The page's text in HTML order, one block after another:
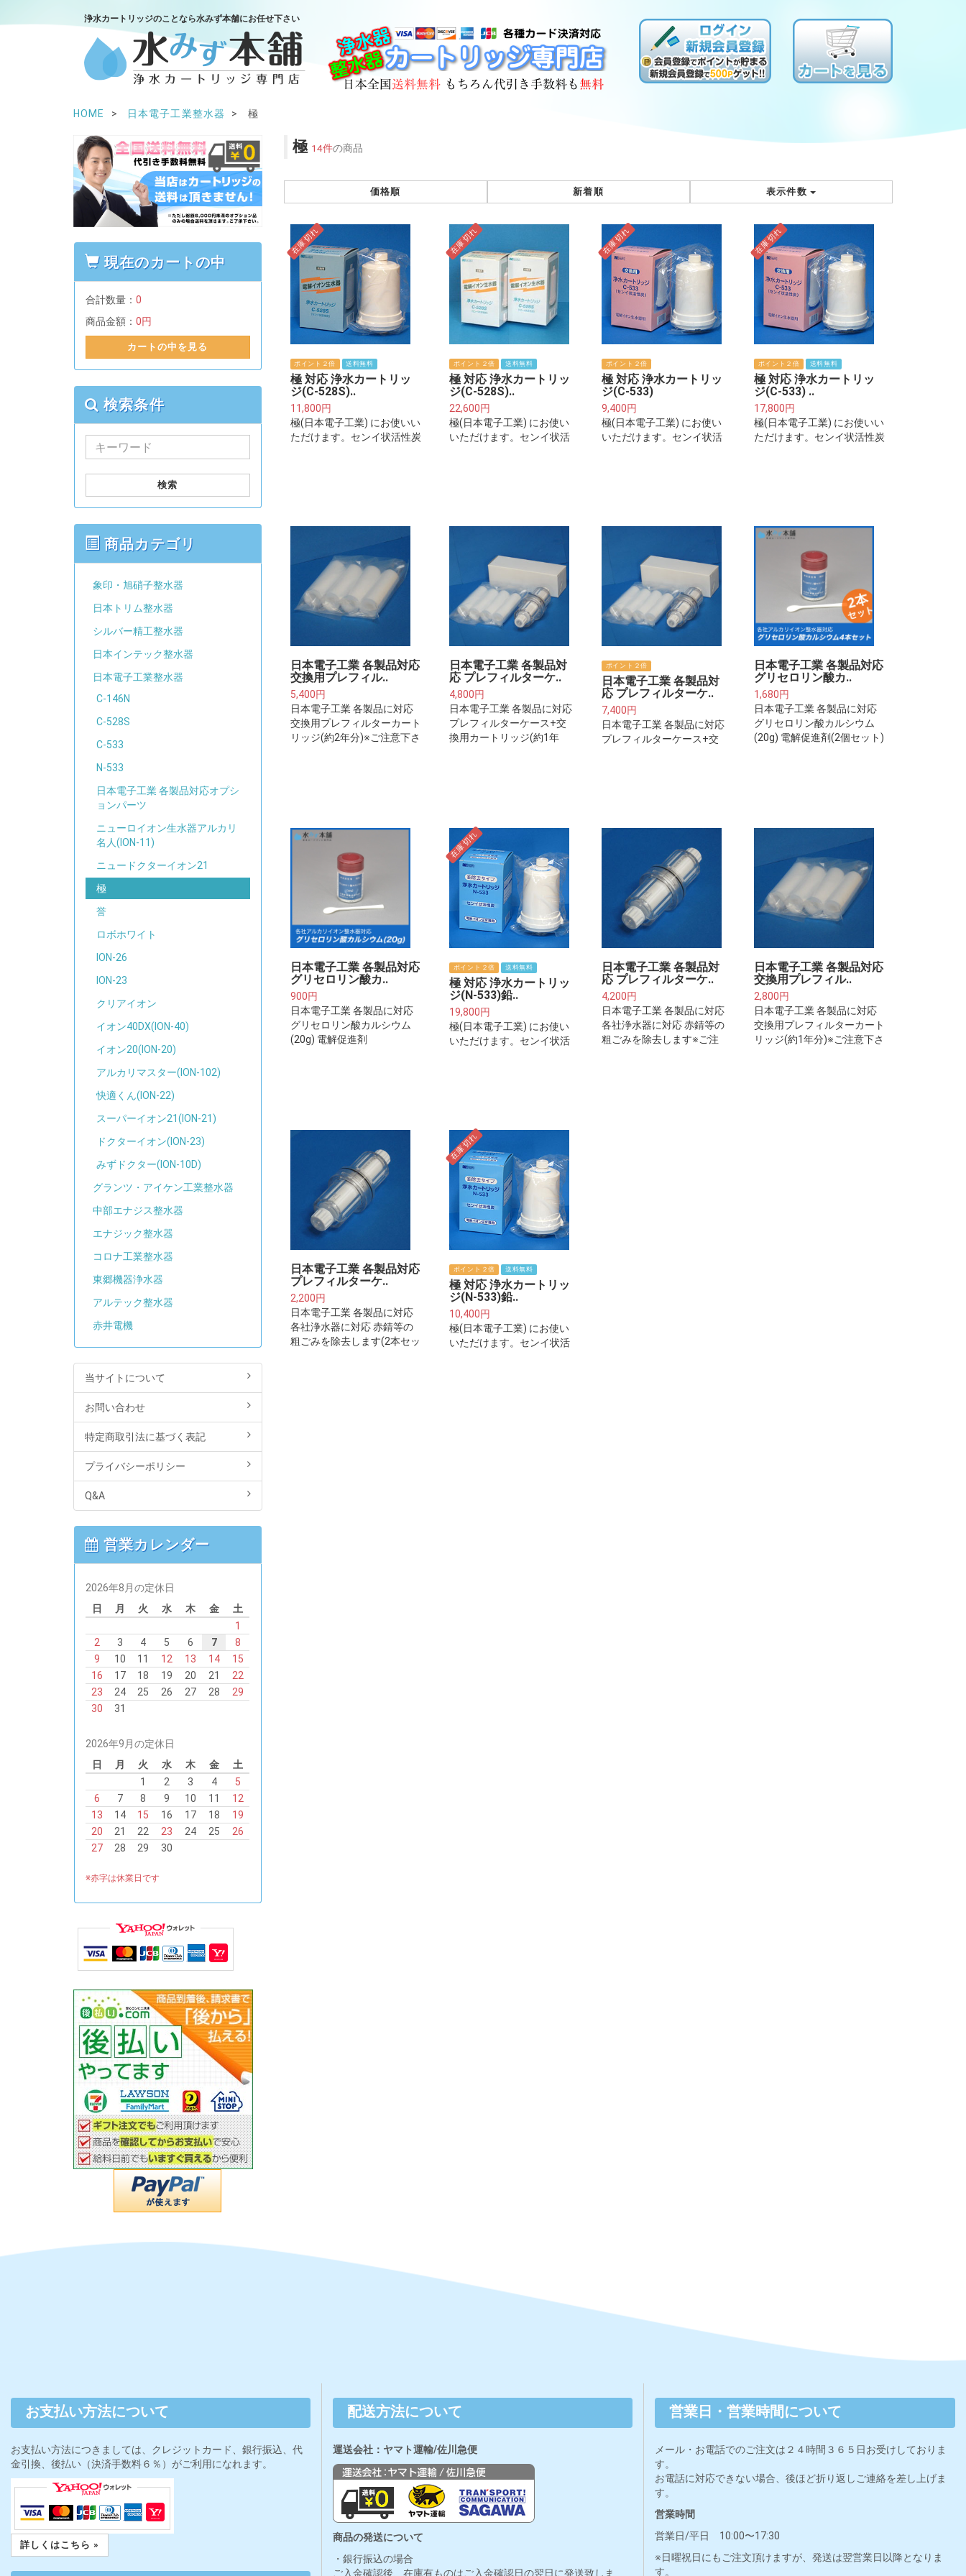
浄水カートリッジのことなら水みず本舗にお任せ下さい
HOME 日本電子工業整水器 極
極 14件の商品
価格順 新着順 表示件数
在庫切れ
ポイント２倍 送料無料
極 対応 浄水カートリッ
ジ(C-528S)..
11,800円
極(日本電子工業) にお使いい
ただけます。センイ状活性炭
在庫切れ
ポイント２倍 送料無料
極 対応 浄水カートリッ
ジ(C-528S)..
22,600円
極(日本電子工業) にお使い
いただけます。センイ状活
在庫切れ
ポイント２倍
極 対応 浄水カートリッ
ジ(C-533)
9,400円
極(日本電子工業) にお使い
いただけます。センイ状活
在庫切れ
ポイント２倍 送料無料
極 対応 浄水カートリッ
ジ(C-533) ..
17,800円
極(日本電子工業) にお使いい
ただけます。センイ状活性炭
日本電子工業 各製品対応
交換用プレフィル..
5,400円
日本電子工業 各製品に対応
交換用プレフィルターカート
リッジ(約2年分)※ご注意下さ
日本電子工業 各製品対
応 プレフィルターケ..
4,800円
日本電子工業 各製品に対応
プレフィルターケース+交
換用カートリッジ(約1年
ポイント２倍
日本電子工業 各製品対
応 プレフィルターケ..
7,400円
日本電子工業 各製品に対応
プレフィルターケース+交
日本電子工業 各製品対応
グリセロリン酸カ..
1,680円
日本電子工業 各製品に対応
グリセロリン酸カルシウム
(20g) 電解促進剤(2個セット)
日本電子工業 各製品対応
グリセロリン酸カ..
900円
日本電子工業 各製品に対応
グリセロリン酸カルシウム
(20g) 電解促進剤
在庫切れ
ポイント２倍 送料無料
極 対応 浄水カートリッ
ジ(N-533)鉛..
19,800円
極(日本電子工業) にお使い
いただけます。センイ状活
日本電子工業 各製品対
応 プレフィルターケ..
4,200円
日本電子工業 各製品に対応
各社浄水器に対応 赤錆等の
粗ごみを除去します※ご注
日本電子工業 各製品対応
交換用プレフィル..
2,800円
日本電子工業 各製品に対応
交換用プレフィルターカート
リッジ(約1年分)※ご注意下さ
日本電子工業 各製品対応
プレフィルターケ..
2,200円
日本電子工業 各製品に対応
各社浄水器に対応 赤錆等の
粗ごみを除去します(2本セッ
在庫切れ
ポイント２倍 送料無料
極 対応 浄水カートリッ
ジ(N-533)鉛..
10,400円
極(日本電子工業) にお使い
いただけます。センイ状活
現在のカートの中
合計数量： 0
商品金額： 0円
カートの中を見る
検索条件
検索
商品カテゴリ
象印・旭硝子整水器
日本トリム整水器
シルバー精工整水器
日本インテック整水器
日本電子工業整水器
C-146N
C-528S
C-533
N-533
日本電子工業 各製品対応オプシ
ョンパーツ
ニューロイオン生水器アルカリ
名人(ION-11)
ニュードクターイオン21
極
誉
ロボホワイト
ION-26
ION-23
クリアイオン
イオン40DX(ION-40)
イオン20(ION-20)
アルカリマスター(ION-102)
快適くん(ION-22)
スーパーイオン21(ION-21)
ドクターイオン(ION-23)
みずドクター(ION-10D)
グランツ・アイケン工業整水器
中部エナジス整水器
エナジック整水器
コロナ工業整水器
東郷機器浄水器
アルテック整水器
赤井電機
当サイトについて
お問い合わせ
特定商取引法に基づく表記
プライバシーポリシー
Q&A
営業カレンダー
2026年8月の定休日
日
月 火 水 木 金
土
1
2
3 4 5 6 7
8
9
10 11 12 13 14
15
16
17 18 19 20 21
22
23
24 25 26 27 28
29
30
31
2026年9月の定休日
日
月 火 水 木 金
土
1
2 3 4
5
6
7 8 9 10 11
12
13
14 15 16 17 18
19
20
21 22 23 24 25
26
27
28 29 30
※赤字は休業日です
お支払い方法について
お支払い方法につきましては、クレジットカード、銀行振込、代
金引換、後払い（決済手数料６％）がご利用になれます。
詳しくはこちら »
配送方法について
運送会社：ヤマト運輸/佐川急便
商品の発送について
・銀行振込の場合
ご入金確認後、在庫有ものはご入金確認日の翌日に発送致しま
営業日・営業時間について
メール・お電話でのご注文は２４時間３６５日お受けしておりま
す。
お電話に対応できない場合、後ほど折り返しご連絡を差し上げま
す。
営業時間
営業日/平日 10:00〜17:30
※日曜祝日にもご注文頂けますが、発送は翌営業日以降となりま
す。